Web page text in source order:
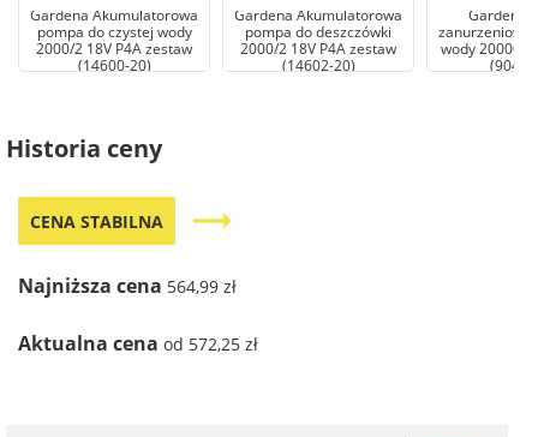
Gardena Akumulatorowa
pompa do czystej wody
2000/2 18V P4A zestaw
(14600-20)
Gardena Akumulatorowa
pompa do deszczówki
2000/2 18V P4A zestaw
(14602-20)
Gardena
zanurzeniowa
wody 20000
(9044-
Historia ceny
CENA STABILNA trending_flat
Najniższa cena 564,99 zł
Aktualna cena od 572,25 zł